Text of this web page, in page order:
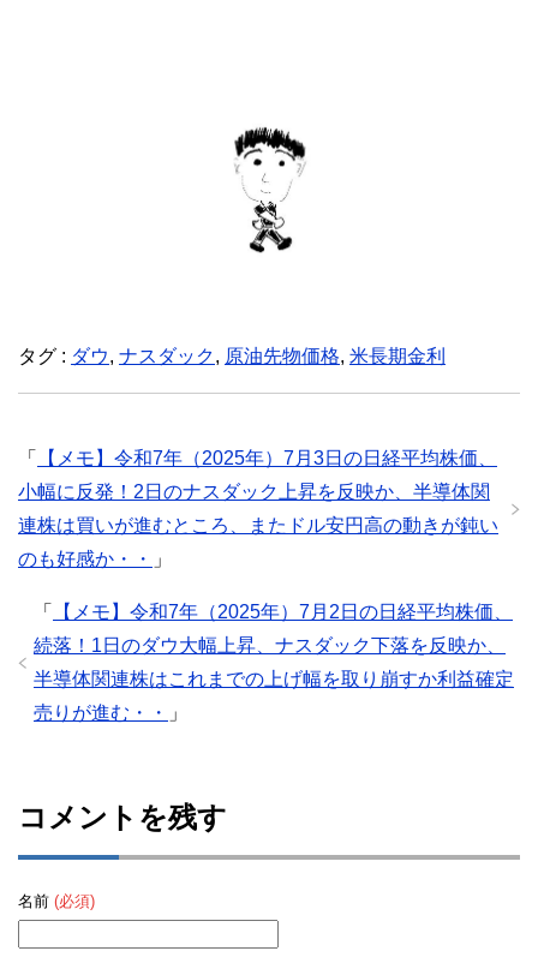
タグ : ダウ, ナスダック, 原油先物価格, 米長期金利
「
【メモ】令和7年（2025年）7月3日の日経平均株価、
小幅に反発！2日のナスダック上昇を反映か、半導体関
連株は買いが進むところ、またドル安円高の動きが鈍い
のも好感か・・
」
「
【メモ】令和7年（2025年）7月2日の日経平均株価、
続落！1日のダウ大幅上昇、ナスダック下落を反映か、
半導体関連株はこれまでの上げ幅を取り崩すか利益確定
売りが進む・・
」
コメントを残す
名前 (必須)